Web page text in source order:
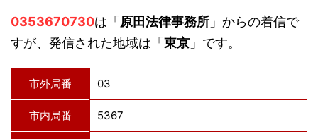
0353670730は「原田法律事務所 」からの着信で
すが、発信された地域は「東京 」です。
市外局番 03
市内局番 5367